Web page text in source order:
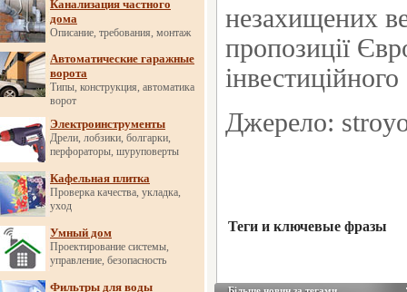
Канализация частного
дома
Описание, требования, монтаж
Автоматические гаражные
ворота
Типы, конструкция, автоматика
ворот
Электроинструменты
Дрели, лобзики, болгарки,
перфораторы, шуруповерты
Кафельная плитка
Проверка качества, укладка,
уход
Умный дом
Проектирование системы,
управление, безопасность
Фильтры для воды
незахищених
пропозиції
Джерело:
Теги и ключевые фразы